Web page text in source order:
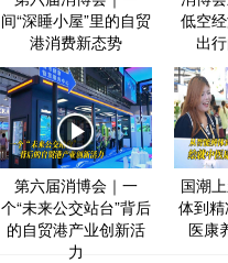
间“深睡小屋”里的自贸
港消费新态势
低空
出
第六届消博会｜一
个“未来公交站台”背后
的自贸港产业创新活
力
国潮
体到
医康